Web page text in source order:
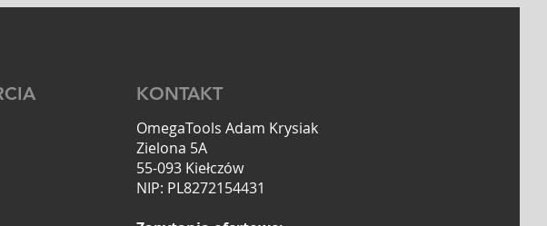
KONTAKT
OmegaTools Adam Krysiak
Zielona 5A
55-093 Kiełczów
NIP: PL8272154431